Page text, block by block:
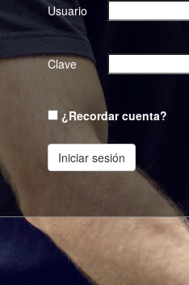
Usuario
Clave
¿Recordar cuenta?